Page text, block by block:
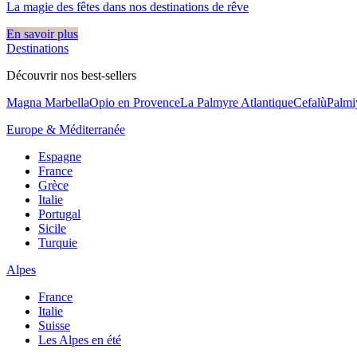
La magie des fêtes dans nos destinations de rêve​
En savoir plus
Destinations
Découvrir nos best-sellers
Magna MarbellaOpio en ProvenceLa Palmyre AtlantiqueCefalù
Europe & Méditerranée
Espagne
France
Grèce
Italie
Portugal
Sicile
Turquie
Alpes
France
Italie
Suisse
Les Alpes en été